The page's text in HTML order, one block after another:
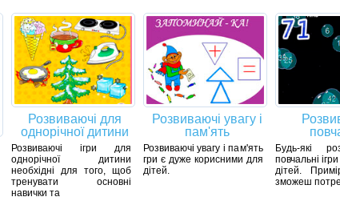
Розвиваючі для
однорічної дитини
Розвиваючі ігри для
однорічної дитини
необхідні для того, щоб
тренувати основні
навички та
Розвиваючі увагу і
пам'ять
Розвиваючі увагу і пам'ять
гри є дуже корисними для
дітей.
Будь-які
повчальні
дітей.
зможеш